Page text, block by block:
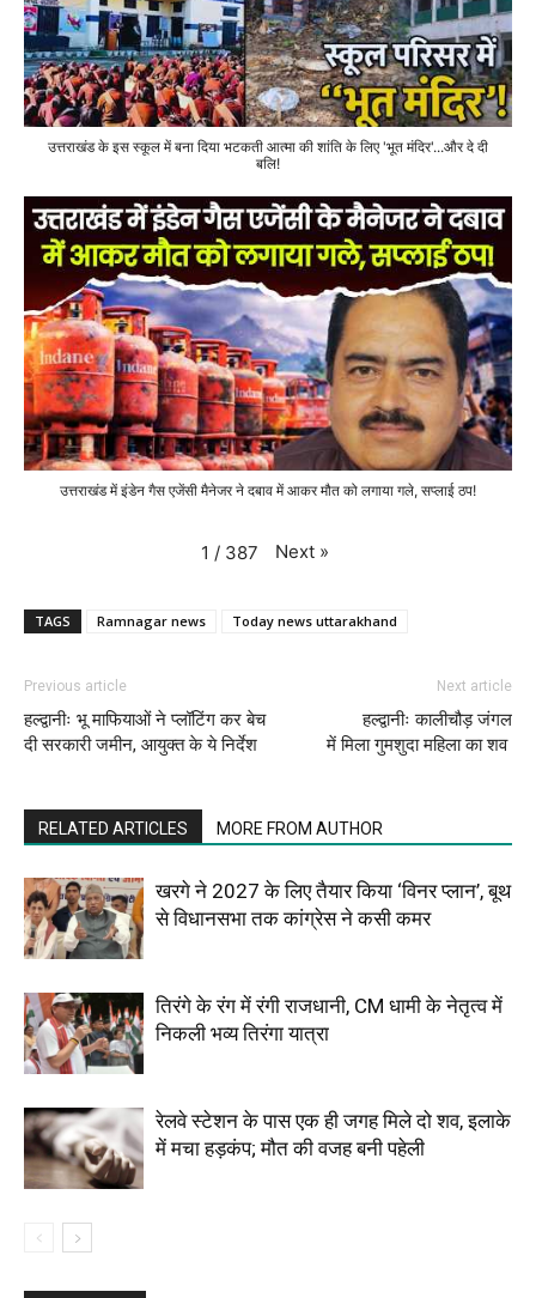
उत्तराखंड के इस स्कूल में बना दिया भटकती आत्मा की शांति के लिए 'भूत मंदिर'...और दे दी
बलि!
उत्तराखंड में इंडेन गैस एजेंसी मैनेजर ने दबाव में आकर मौत को लगाया गले, सप्लाई ठप!
1 / 387 Next »
TAGS Ramnagar news Today news uttarakhand
Previous article
हल्द्वानीः भू माफियाओं ने प्लॉटिंग कर बेच
दी सरकारी जमीन, आयुक्त के ये निर्देश
Next article
हल्द्वानीः कालीचौड़ जंगल
में मिला गुमशुदा महिला का शव
RELATED ARTICLES MORE FROM AUTHOR
खरगे ने 2027 के लिए तैयार किया ‘विनर प्लान’, बूथ
से विधानसभा तक कांग्रेस ने कसी कमर
तिरंगे के रंग में रंगी राजधानी, CM धामी के नेतृत्व में
निकली भव्य तिरंगा यात्रा
रेलवे स्टेशन के पास एक ही जगह मिले दो शव, इलाके
में मचा हड़कंप; मौत की वजह बनी पहेली